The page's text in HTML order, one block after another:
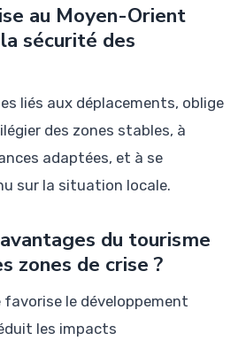
au Moyen-Orient
sécurité des
liés aux déplacements, oblige
des zones stables, à
adaptées, et à se
sur la situation locale.
du tourisme
zones de crise ?
le développement
les impacts